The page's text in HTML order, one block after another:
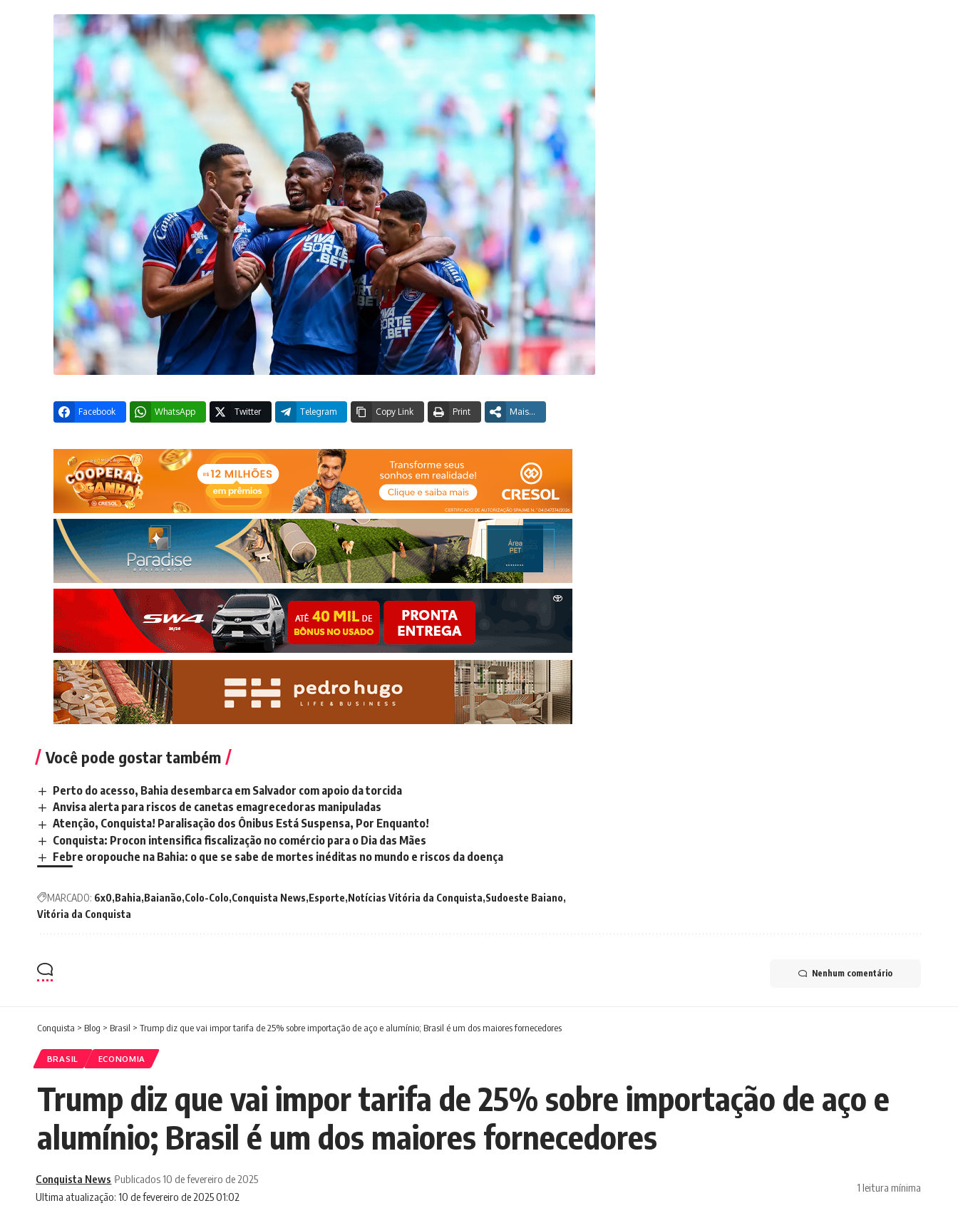
Facebook WhatsApp Twitter Telegram Copy Link Print Mais...
Você pode gostar também
Perto do acesso, Bahia desembarca em Salvador com apoio da torcida
Anvisa alerta para riscos de canetas emagrecedoras manipuladas
Atenção, Conquista! Paralisação dos Ônibus Está Suspensa, Por Enquanto!
Conquista: Procon intensifica fiscalização no comércio para o Dia das Mães
Febre oropouche na Bahia: o que se sabe de mortes inéditas no mundo e riscos da doença
MARCADO: 6x0 Bahia Baianão Colo-Colo Conquista News Esporte Notícias Vitória da Conquista Sudoeste Baiano
Vitória da Conquista
Nenhum comentário
Conquista > Blog > Brasil > Trump diz que vai impor tarifa de 25% sobre importação de aço e alumínio; Brasil é um dos maiores fornecedores
BRASIL ECONOMIA
Trump diz que vai impor tarifa de 25% sobre importação de aço e
alumínio; Brasil é um dos maiores fornecedores
Ultima atualização: 10 de fevereiro de 2025 01:02
Conquista News Publicados 10 de fevereiro de 2025
1 leitura mínima